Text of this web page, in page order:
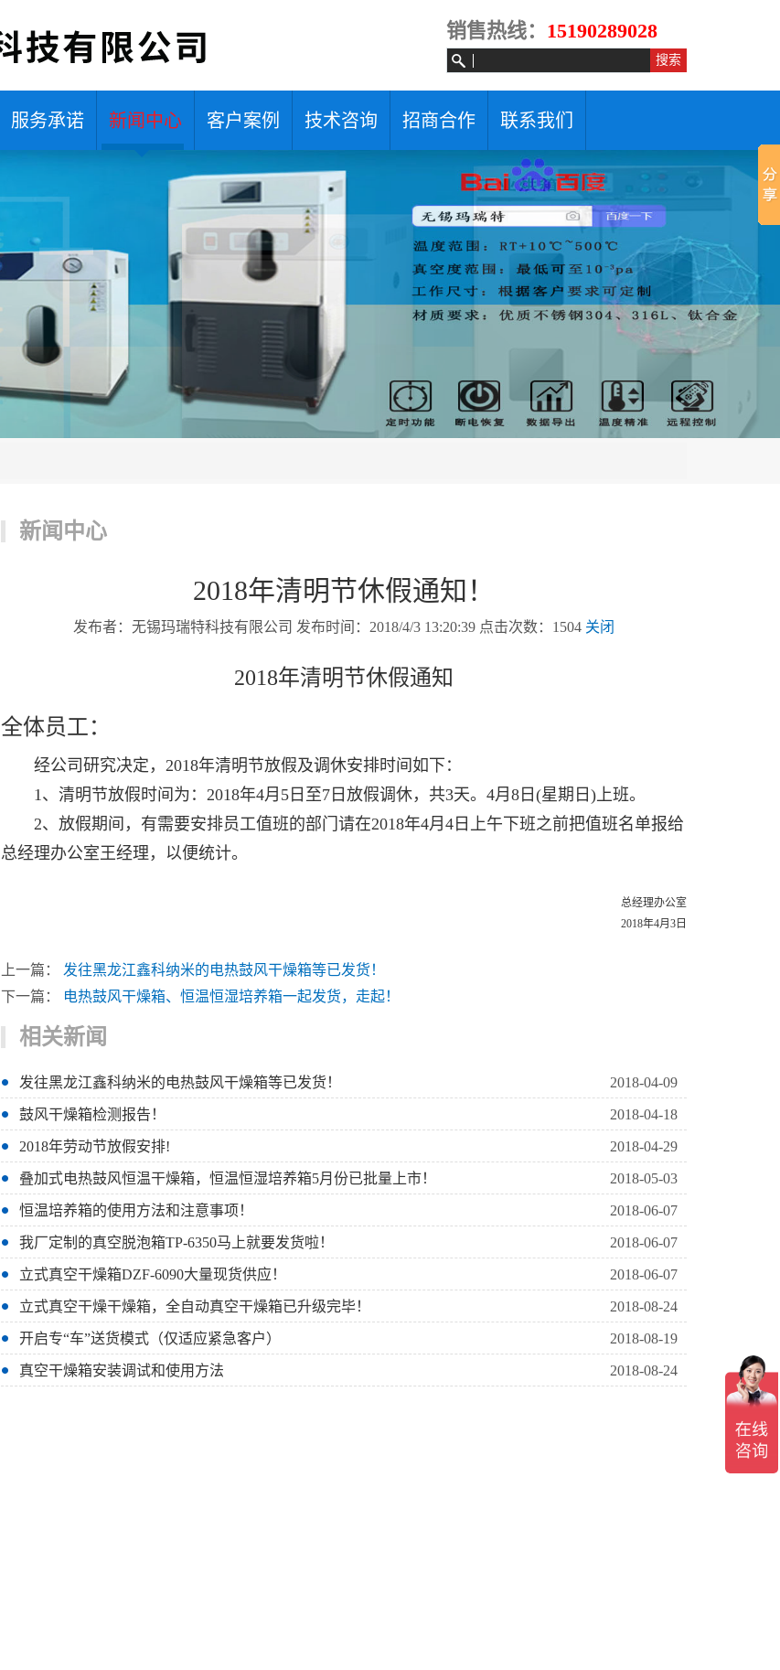
销售热线： 15190289028
服务承诺 新闻中心 客户案例 技术咨询 招商合作 联系我们
新闻中心
2018年清明节休假通知！
发布者：无锡玛瑞特科技有限公司 发布时间：2018/4/3 13:20:39 点击次数：1504 关闭
2018年清明节休假通知
全体员工：
经公司研究决定，2018年清明节放假及调休安排时间如下：
1、清明节放假时间为：2018年4月5日至7日放假调休，共3天。4月8日(星期日)上班。
2、放假期间，有需要安排员工值班的部门请在2018年4月4日上午下班之前把值班名单报给
总经理办公室王经理，以便统计。
总经理办公室
2018年4月3日
上一篇： 发往黑龙江鑫科纳米的电热鼓风干燥箱等已发货！
下一篇：
电热鼓风干燥箱、恒温恒湿培养箱一起发货，走起！
相关新闻
发往黑龙江鑫科纳米的电热鼓风干燥箱等已发货！ 2018-04-09
鼓风干燥箱检测报告！ 2018-04-18
2018年劳动节放假安排! 2018-04-29
叠加式电热鼓风恒温干燥箱，恒温恒湿培养箱5月份已批量上市！ 2018-05-03
恒温培养箱的使用方法和注意事项！ 2018-06-07
我厂定制的真空脱泡箱TP-6350马上就要发货啦！ 2018-06-07
立式真空干燥箱DZF-6090大量现货供应！ 2018-06-07
立式真空干燥干燥箱，全自动真空干燥箱已升级完毕！ 2018-08-24
开启专“车”送货模式（仅适应紧急客户） 2018-08-19
真空干燥箱安装调试和使用方法 2018-08-24